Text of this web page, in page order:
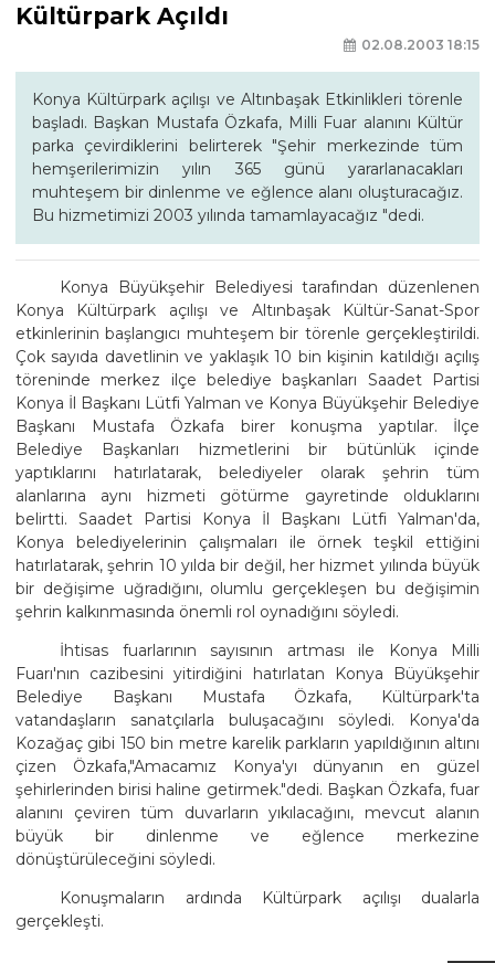
Kültürpark Açıldı
02.08.2003 18:15
Konya Kültürpark açılışı ve Altınbaşak Etkinlikleri törenle
başladı. Başkan Mustafa Özkafa, Milli Fuar alanını Kültür
parka çevirdiklerini belirterek "Şehir merkezinde tüm
hemşerilerimizin yılın 365 günü yararlanacakları
muhteşem bir dinlenme ve eğlence alanı oluşturacağız.
Bu hizmetimizi 2003 yılında tamamlayacağız "dedi.
Konya Büyükşehir Belediyesi tarafından düzenlenen
Konya Kültürpark açılışı ve Altınbaşak Kültür-Sanat-Spor
etkinlerinin başlangıcı muhteşem bir törenle gerçekleştirildi.
Çok sayıda davetlinin ve yaklaşık 10 bin kişinin katıldığı açılış
töreninde merkez ilçe belediye başkanları Saadet Partisi
Konya İl Başkanı Lütfi Yalman ve Konya Büyükşehir Belediye
Başkanı Mustafa Özkafa birer konuşma yaptılar. İlçe
Belediye Başkanları hizmetlerini bir bütünlük içinde
yaptıklarını hatırlatarak, belediyeler olarak şehrin tüm
alanlarına aynı hizmeti götürme gayretinde olduklarını
belirtti. Saadet Partisi Konya İl Başkanı Lütfi Yalman'da,
Konya belediyelerinin çalışmaları ile örnek teşkil ettiğini
hatırlatarak, şehrin 10 yılda bir değil, her hizmet yılında büyük
bir değişime uğradığını, olumlu gerçekleşen bu değişimin
şehrin kalkınmasında önemli rol oynadığını söyledi.
İhtisas fuarlarının sayısının artması ile Konya Milli
Fuarı'nın cazibesini yitirdiğini hatırlatan Konya Büyükşehir
Belediye Başkanı Mustafa Özkafa, Kültürpark'ta
vatandaşların sanatçılarla buluşacağını söyledi. Konya'da
Kozağaç gibi 150 bin metre karelik parkların yapıldığının altını
çizen Özkafa,"Amacamız Konya'yı dünyanın en güzel
şehirlerinden birisi haline getirmek."dedi. Başkan Özkafa, fuar
alanını çeviren tüm duvarların yıkılacağını, mevcut alanın
büyük bir dinlenme ve eğlence merkezine
dönüştürüleceğini söyledi.
Konuşmaların ardında Kültürpark açılışı dualarla
gerçekleşti.